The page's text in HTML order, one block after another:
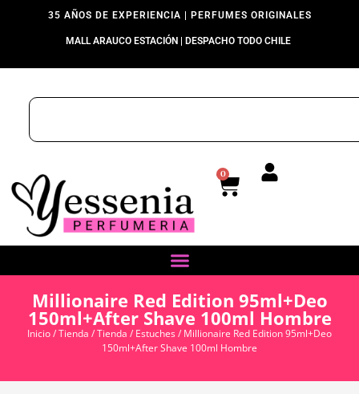
35 AÑOS DE EXPERIENCIA | PERFUMES ORIGINALES
MALL ARAUCO ESTACIÓN | DESPACHO TODO CHILE
0
Millionaire Red Edition 95ml+Deo
150ml+After Shave 100ml Hombre
Inicio/Tienda /Tienda / Estuches/ Millionaire Red Edition 95ml+Deo
150ml+After Shave 100ml Hombre